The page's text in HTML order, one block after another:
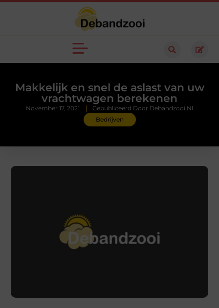
Makkelijk en snel de aslast van uw
vrachtwagen berekenen
Bedrijven
November 17, 2021 Gepubliceerd Door Debandzooi.nl